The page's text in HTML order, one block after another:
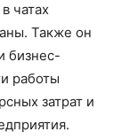
чатах
Также он
бизнес-
работы
затрат и